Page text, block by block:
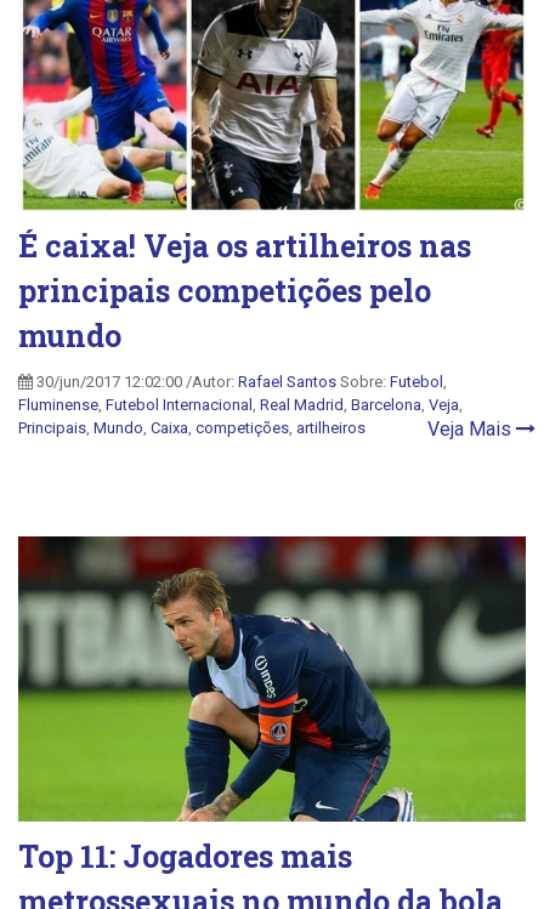
É caixa! Veja os artilheiros nas
principais competições pelo
mundo
30/jun/2017 12:02:00 /Autor: Rafael Santos Sobre: Futebol
Fluminense Futebol Internacional Real Madrid Barcelona Veja
Principais Mundo Caixa competições artilheiros Veja Mais
Top 11: Jogadores mais